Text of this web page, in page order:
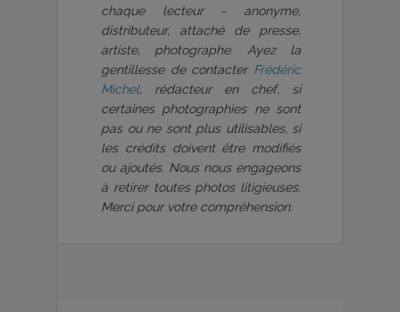
chaque lecteur - anonyme,
distributeur, attaché de presse,
artiste, photographe. Ayez la
gentillesse de contacter Frédéric
Michel, rédacteur en chef, si
certaines photographies ne sont
pas ou ne sont plus utilisables, si
les crédits doivent être modifiés
ou ajoutés. Nous nous engageons
à retirer toutes photos litigieuses.
Merci pour votre compréhension.